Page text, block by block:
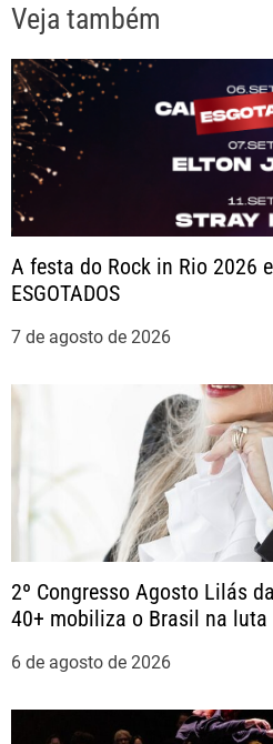
e
g
a
ç
ã
o
d
e
s
t
Veja também
A festa do Rock in Rio 2026
ESGOTADOS
7 de agosto de 2026
2º Congresso Agosto Lilás
40+ mobiliza o Brasil na
6 de agosto de 2026